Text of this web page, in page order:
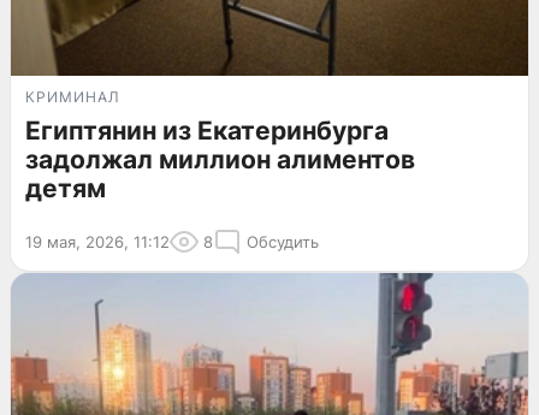
КРИМИНАЛ
Египтянин из Екатеринбурга
задолжал миллион алиментов
детям
19 мая, 2026, 11:12 8 Обсудить